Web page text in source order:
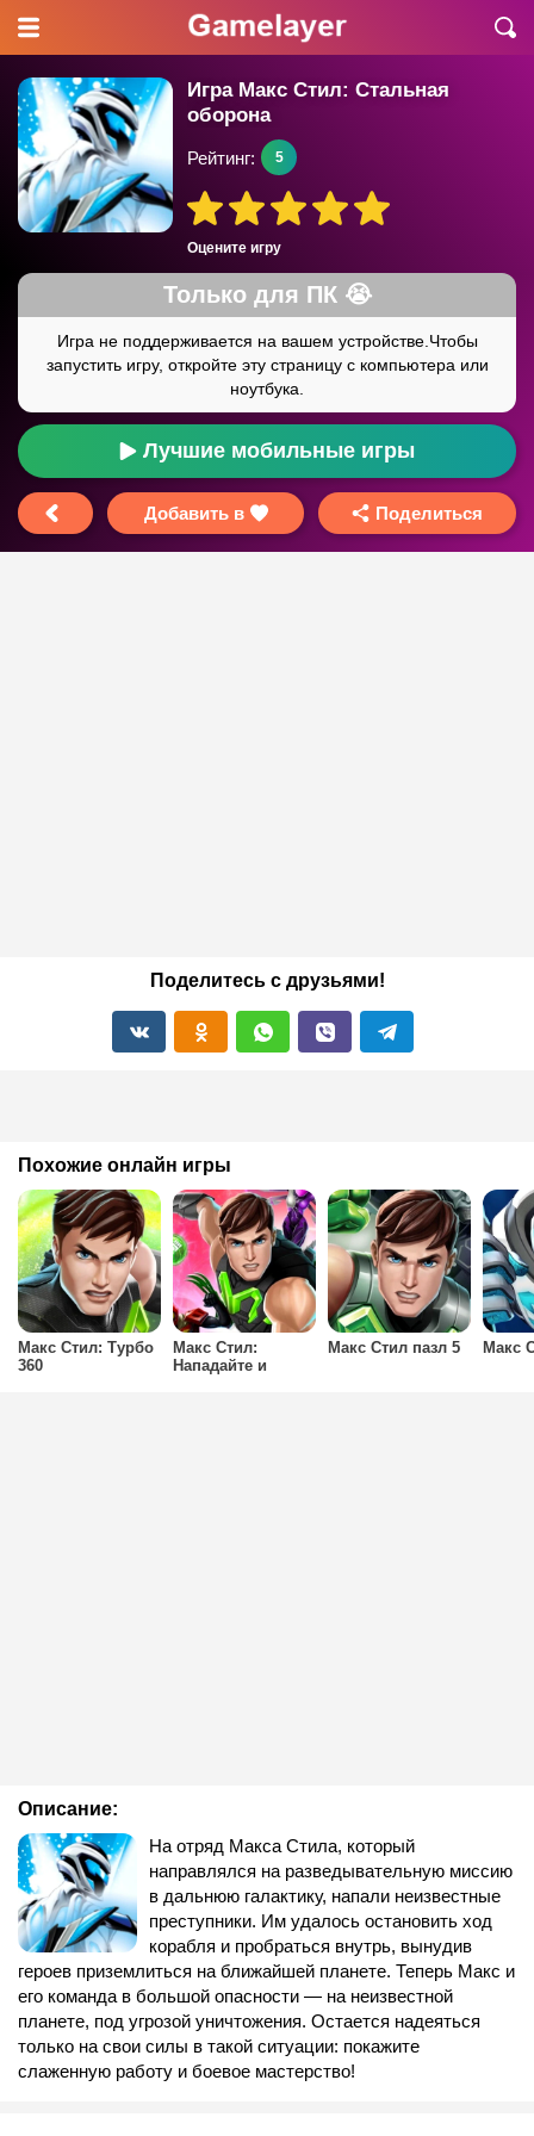
Игра Макс Стил: Стальная
оборона
Оцените игру
Рейтинг: 5
Лучшие мобильные игры
Добавить в Поделиться
Поделитесь с друзьями!
Описание:
На отряд Макса Стила, который
направлялся на разведывательную миссию
в дальнюю галактику, напали неизвестные
преступники. Им удалось остановить ход
корабля и пробраться внутрь, вынудив
героев приземлиться на ближайшей планете. Теперь Макс и
его команда в большой опасности — на неизвестной
планете, под угрозой уничтожения. Остается надеяться
только на свои силы в такой ситуации: покажите
слаженную работу и боевое мастерство!
Похожие онлайн игры
Макс Стил: Турбо
360
Макс Стил:
Нападайте и
Макс Стил пазл 5 Макс